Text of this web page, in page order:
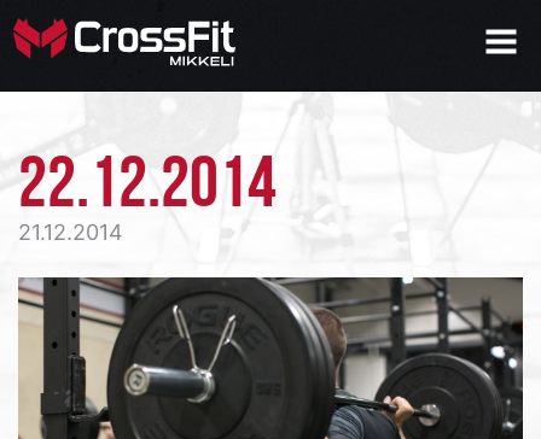
22.12.2014
21.12.2014